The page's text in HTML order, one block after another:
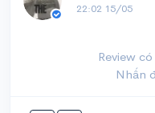
22:02 15/05
Review
Nhấn